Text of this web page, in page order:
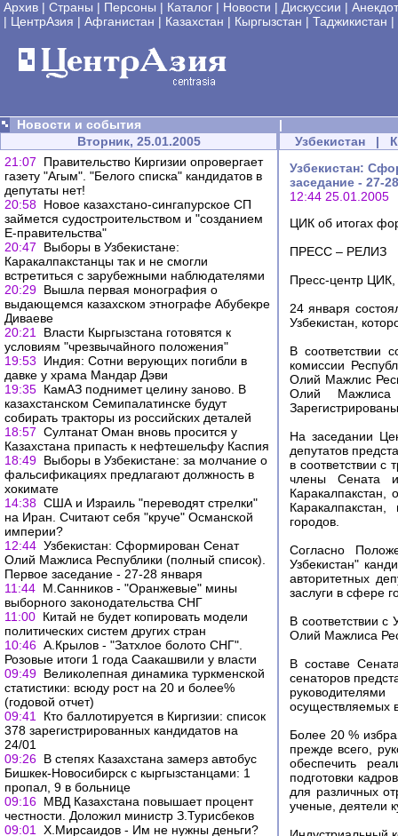
Архив | Страны | Персоны | Каталог | Новости | Дискуссии |
| ЦентрАзия | Афганистан | Казахстан | Кыргызстан | Таджикистан |
Новости и события
|
Вторник, 25.01.2005
21:07
Правительство Киргизии опровергает
газету "Агым". "Белого списка" кандидатов в
депутаты нет!
20:58 Новое казахстано-сингапурское СП
займется судостроительством и "созданием
Е-правительства"
20:47
Выборы в Узбекистане:
Каракалпакстанцы так и не смогли
встретиться с зарубежными наблюдателями
20:29 Вышла первая монография о
выдающемся казахском этнографе Абубекре
Диваеве
20:21
Власти Кыргызстана готовятся к
условиям "чрезвычайного положения"
19:53
Индия: Сотни верующих погибли в
давке у храма Мандар Дэви
19:35 КамАЗ поднимет целину заново. В
казахстанском Семипалатинске будут
собирать тракторы из российских деталей
18:57 Султанат Оман вновь просится у
Казахстана припасть к нефтешельфу Каспия
18:49 Выборы в Узбекистане: за молчание о
фальсификациях предлагают должность в
хокимате
14:38 США и Израиль "переводят стрелки"
на Иран. Считают себя "круче" Османской
империи?
12:44 Узбекистан: Сформирован Сенат
Олий Мажлиса Республики (полный список).
Первое заседание - 27-28 января
11:44 М.Санников - "Оранжевые" мины
выборного законодательства СНГ
11:00 Китай не будет копировать модели
политических систем других стран
10:46 А.Крылов - "Затхлое болото СНГ".
Розовые итоги 1 года Саакашвили у власти
09:49 Великолепная динамика туркменской
статистики: всюду рост на 20 и более%
(годовой отчет)
09:41
Кто баллотируется в Киргизии: список
378 зарегистрированных кандидатов на
24/01
09:26 В степях Казахстана замерз автобус
Бишкек-Новосибирск с кыргызстанцами: 1
пропал, 9 в больнице
09:16 МВД Казахстана повышает процент
честности. Доложил министр З.Турисбеков
09:01
Х.Мирсаидов - Им не нужны деньги?
Узбекистан |
Узбекистан:
заседание - 27-
12:44 25.01.2005
ЦИК об итогах
ПРЕСС – РЕЛИЗ
Пресс-центр ЦИК,
24 января
Узбекистан,
В соответствии
комиссии
Олий Мажлис
Олий Мажлиса
На заседании
депутатов
в соответствии с
члены Сената
Каракалпакстан,
городов.
Согласно
Узбекистан"
авторитетных
заслуги в сфере
В соответствии с
Олий Мажлиса
В составе
сенаторов
осуществляемых
Более 20 %
прежде всего,
обеспечить
подготовки
для различных
ученые, деятели